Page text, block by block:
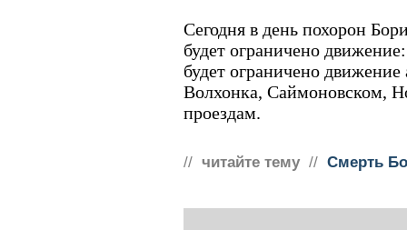
Сегодня в день похорон
будет ограничено
будет ограничено движение
Волхонка, Саймоновском,
проездам.
// читайте тему // Смерть